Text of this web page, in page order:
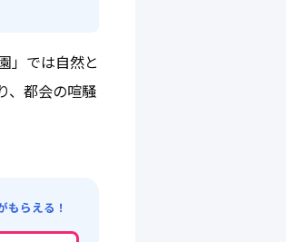
」では自然と
、都会の喧騒
らえる！